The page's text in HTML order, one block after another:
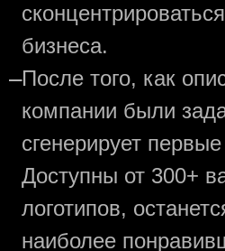
бизнеса.
—После того, как
компании были
сгенерирует
Доступны от 300+
логотипов,
наиболее